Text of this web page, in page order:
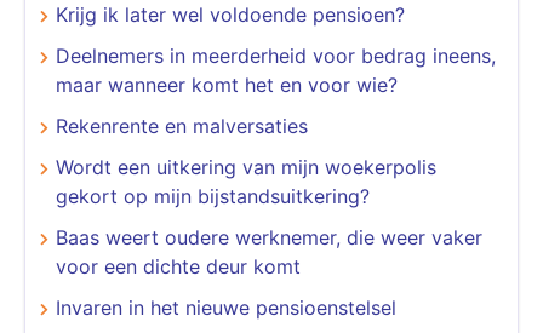
Krijg ik later wel voldoende pensioen?
Deelnemers in meerderheid voor bedrag ineens,
maar wanneer komt het en voor wie?
Rekenrente en malversaties
Wordt een uitkering van mijn woekerpolis
gekort op mijn bijstandsuitkering?
Baas weert oudere werknemer, die weer vaker
voor een dichte deur komt
Invaren in het nieuwe pensioenstelsel